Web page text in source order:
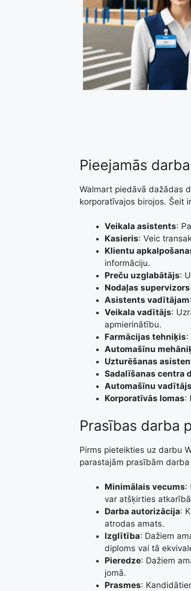
Pieejamās
Walmart piedāvā dažādas
korporatīvajos birojos. Šeit
Veikala asistents:
Kasieris: Veic
Klientu
informāciju.
Preču uzglabātājs:
Nodaļas supervizors
Asistents vadītājam
Veikala vadītājs:
apmierinātību.
Farmācijas tehniķis:
Automašīnu
Uzturēšanas
Sadalīšanas centra
Automašīnu vadītājs
Korporatīvās lomas:
Prasības darba
Pirms pieteikties uz darbu
parastajām prasībām
Minimālais vecums:
var atšķirties
Darba autorizācija:
atrodas amats.
Izglītība: Dažiem
diploms vai tā
Pieredze: Dažiem
jomā.
Prasmes: